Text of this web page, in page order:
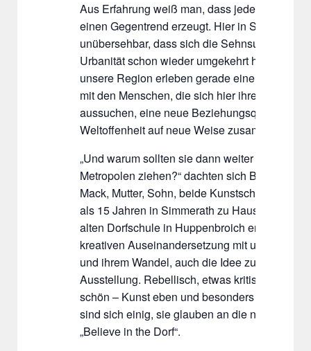
Aus Erfahrung weiß man, dass jeder Trend
einen Gegentrend erzeugt. Hier in Simmerath
unübersehbar, dass sich die Sehnsucht in
Urbanität schon wieder umgekehrt hat: unsere
unsere Region erleben gerade eine
mit den Menschen, die sich hier ihre neue
aussuchen, eine neue Beziehungsqualität,
Weltoffenheit auf neue Weise zusammen.
„Und warum sollten sie dann weiter mit ihrer
Metropolen ziehen?“ dachten sich Beate und
Mack, Mutter, Sohn, beide Kunstschaffende
als 15 Jahren in Simmerath zu Hause. In
alten Dorfschule in Huppenbroich entstand
kreativen Auseinandersetzung mit unserer
und ihrem Wandel, auch die Idee zu dieser
Ausstellung. Rebellisch, etwas kritisch, bunt
schön – Kunst eben und besonders von hier,
sind sich einig, sie glauben an die neue
„Believe in the Dorf“.